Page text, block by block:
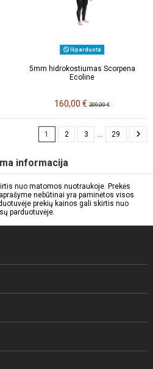
Išparduota
5mm hidrokostiumas Scorpena
Ecoline
160,00 € 200,00 €
1 2 3 … 29
informacija
nuo matomos nuotraukoje. Prekės
nebūtinai yra paminėtos visos
prekių kainos gali skirtis nuo
parduotuvėje.